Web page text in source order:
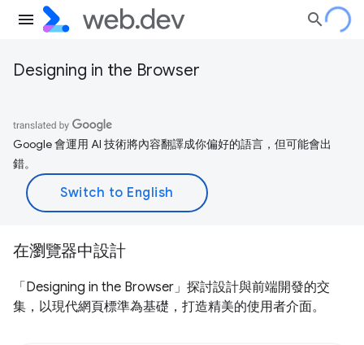
Designing in the Browser
Google 會運用 AI 技術將內容翻譯成你偏好的語言，但可能會出
錯。
在瀏覽器中設計
「Designing in the Browser」探討設計與前端開發的交
集，以現代網頁標準為基礎，打造精美的使用者介面。